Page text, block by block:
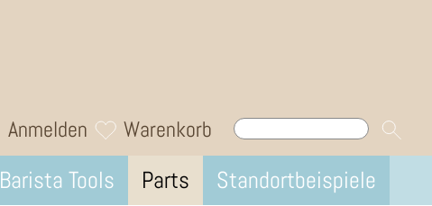
Anmelden Warenkorb
Barista Tools Parts Standortbeispiele